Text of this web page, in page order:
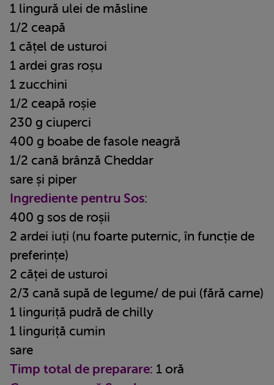
1 lingură ulei de măsline
1/2 ceapă
1 cățel de usturoi
1 ardei gras roșu
1 zucchini
1/2 ceapă roșie
230 g ciuperci
400 g boabe de fasole neagră
1/2 cană brânză Cheddar
sare și piper
Ingrediente pentru Sos:
400 g sos de roșii
2 ardei iuți (nu foarte puternic, în funcție de
preferințe)
2 căței de usturoi
2/3 cană supă de legume/ de pui (fără carne)
1 linguriță pudră de chilly
1 linguriță cumin
sare
Timp total de preparare: 1 oră